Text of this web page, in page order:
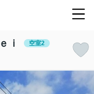
ｉ 空室2